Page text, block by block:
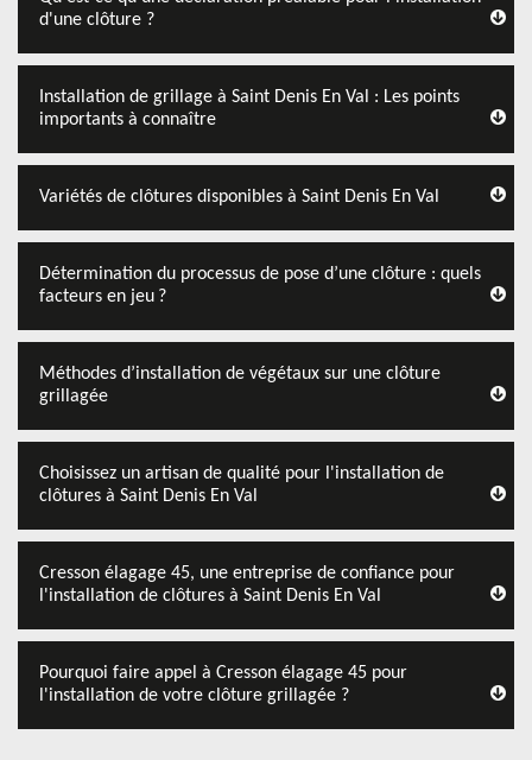
d'une clôture ?
Installation de grillage à Saint Denis En Val : Les points
importants à connaître
Variétés de clôtures disponibles à Saint Denis En Val
Détermination du processus de pose d’une clôture : quels
facteurs en jeu ?
Méthodes d’installation de végétaux sur une clôture
grillagée
Choisissez un artisan de qualité pour l'installation de
clôtures à Saint Denis En Val
Cresson élagage 45, une entreprise de confiance pour
l'installation de clôtures à Saint Denis En Val
Pourquoi faire appel à Cresson élagage 45 pour
l'installation de votre clôture grillagée ?